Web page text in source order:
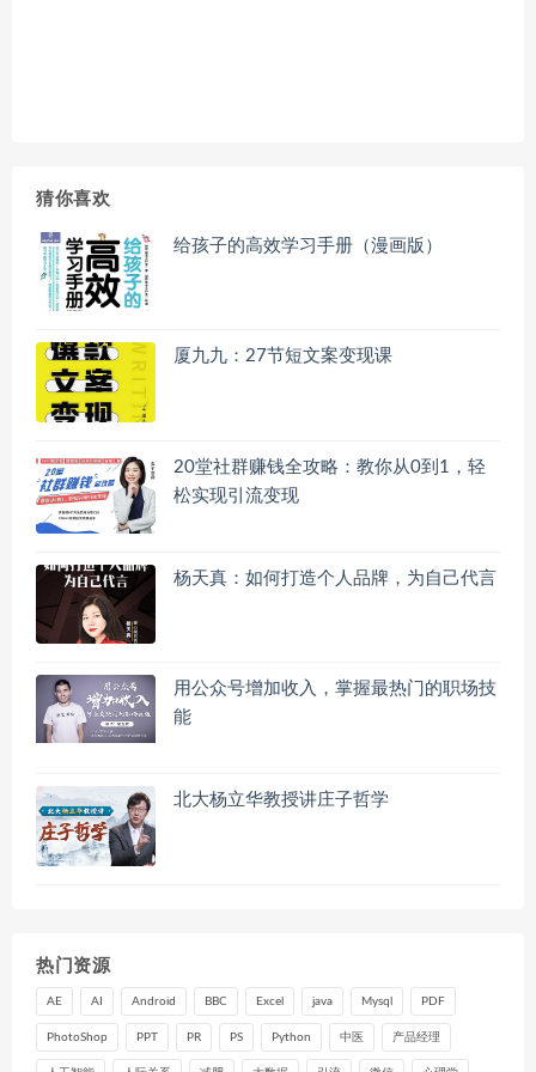
猜你喜欢
给孩子的高效学习手册（漫画版）
厦九九：27节短文案变现课
20堂社群赚钱全攻略：教你从0到1，轻
松实现引流变现
杨天真：如何打造个人品牌，为自己代言
用公众号增加收入，掌握最热门的职场技
能
北大杨立华教授讲庄子哲学
热门资源
AE AI Android BBC Excel java Mysql PDF
PhotoShop PPT PR PS Python 中医 产品经理